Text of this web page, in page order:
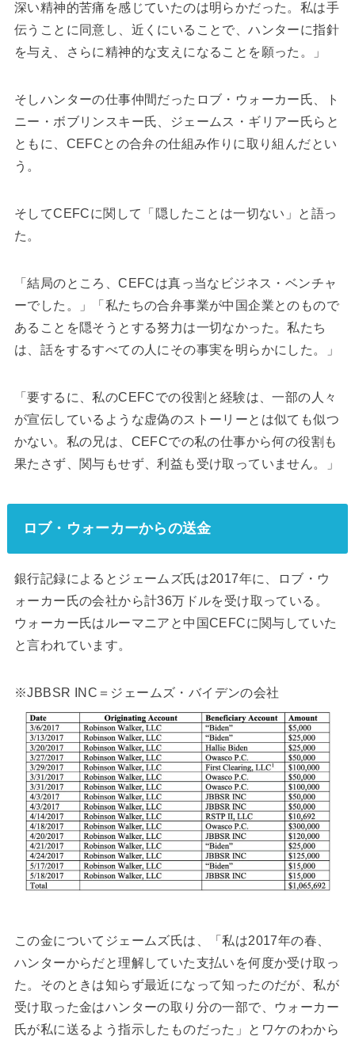
深い精神的苦痛を感じていたのは明らかだった。私は手
伝うことに同意し、近くにいることで、ハンターに指針
を与え、さらに精神的な支えになることを願った。」
そしハンターの仕事仲間だったロブ・ウォーカー氏、ト
ニー・ボブリンスキー氏、ジェームス・ギリアー氏らと
ともに、CEFCとの合弁の仕組み作りに取り組んだとい
う。
そしてCEFCに関して「隠したことは一切ない」と語っ
た。
「結局のところ、CEFCは真っ当なビジネス・ベンチャ
ーでした。」「私たちの合弁事業が中国企業とのもので
あることを隠そうとする努力は一切なかった。私たち
は、話をするすべての人にその事実を明らかにした。」
「要するに、私のCEFCでの役割と経験は、一部の人々
が宣伝しているような虚偽のストーリーとは似ても似つ
かない。私の兄は、CEFCでの私の仕事から何の役割も
果たさず、関与もせず、利益も受け取っていません。」
ロブ・ウォーカーからの送金
銀行記録によるとジェームズ氏は2017年に、ロブ・ウ
ォーカー氏の会社から計36万ドルを受け取っている。
ウォーカー氏はルーマニアと中国CEFCに関与していた
と言われています。
※JBBSR INC＝ジェームズ・バイデンの会社
この金についてジェームズ氏は、「私は2017年の春、
ハンターからだと理解していた支払いを何度か受け取っ
た。そのときは知らず最近になって知ったのだが、私が
受け取った金はハンターの取り分の一部で、ウォーカー
氏が私に送るよう指示したものだった」とワケのわから